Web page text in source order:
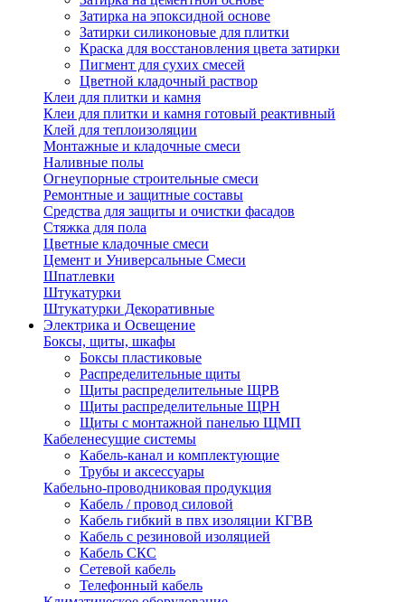
Затирка на эпоксидной основе
Затирки силиконовые для плитки
Краска для восстановления цвета затирки
Пигмент для сухих смесей
Цветной кладочный раствор
Клеи для плитки и камня
Клеи для плитки и камня готовый реактивный
Клей для теплоизоляции
Монтажные и кладочные смеси
Наливные полы
Огнеупорные строительные смеси
Ремонтные и защитные составы
Средства для защиты и очистки фасадов
Стяжка для пола
Цветные кладочные смеси
Цемент и Универсальные Смеси
Шпатлевки
Штукатурки
Штукатурки Декоративные
Электрика и Освещение
Боксы, щиты, шкафы
Боксы пластиковые
Распределительные щиты
Щиты распределительные ЩРВ
Щиты распределительные ЩРН
Щиты с монтажной панелью ЩМП
Кабеленесущие системы
Кабель-канал и комплектующие
Трубы и аксессуары
Кабельно-проводниковая продукция
Кабель / провод силовой
Кабель гибкий в пвх изоляции КГВВ
Кабель с резиновой изоляцией
Кабель СКС
Сетевой кабель
Телефонный кабель